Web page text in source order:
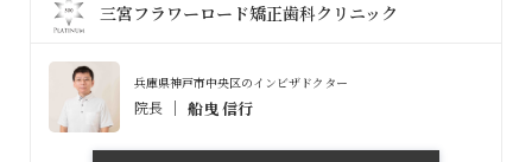
三宮フラワーロード矯正歯科クリニック
兵庫県神戸市中央区のインビザドクター
院長 船曳 信行